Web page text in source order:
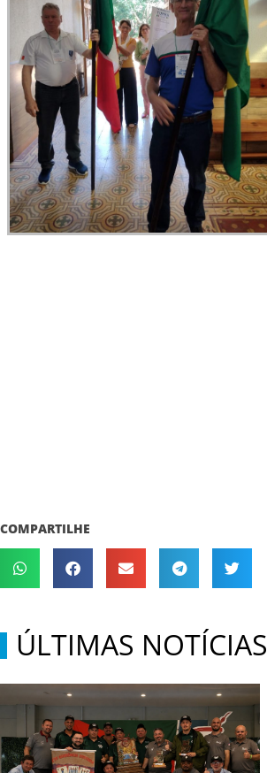
COMPARTILHE
ÚLTIMAS NOTÍCIAS